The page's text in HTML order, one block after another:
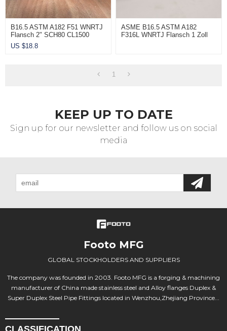
B16.5 ASTM A182 F51 WNRTJ
Flansch 2" SCH80 CL1500
US $18.8
ASME B16.5 ASTM A182
F316L WNRTJ Flansch 1 Zoll
1
KEEP UP TO DATE
Sign up for our newsletter and follow us on social
media
Footo MFG
GLOBAL STOCKHOLDERS AND SUPPLIERS
The company was founded in 2003. Footo MFG is a forging & machining
manufacturer of China made stainless steel and Alloy flanges Duplex &
Super Duplex Steel Pipe Fittings located in Wenzhou,Zhejiang Province...
CLASSIFICATION